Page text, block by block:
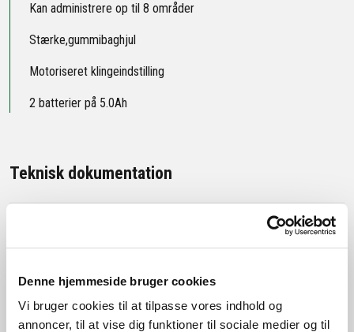
Denne hjemmeside bruger cookies
Vi bruger cookies til at tilpasse vores indhold og
annoncer, til at vise dig funktioner til sociale medier og til
Kan administrere op til 8 områder
Stærke,gummibaghjul
Motoriseret klingeindstilling
2 batterier på 5.0Ah
Teknisk dokumentation
Kontrolanordninger